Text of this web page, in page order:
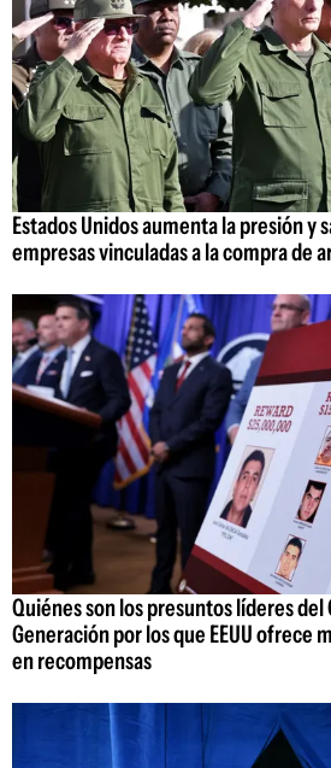
Estados Unidos aumenta la presión y
empresas vinculadas a la compra de
Quiénes son los presuntos líderes del
Generación por los que EEUU ofrece
en recompensas